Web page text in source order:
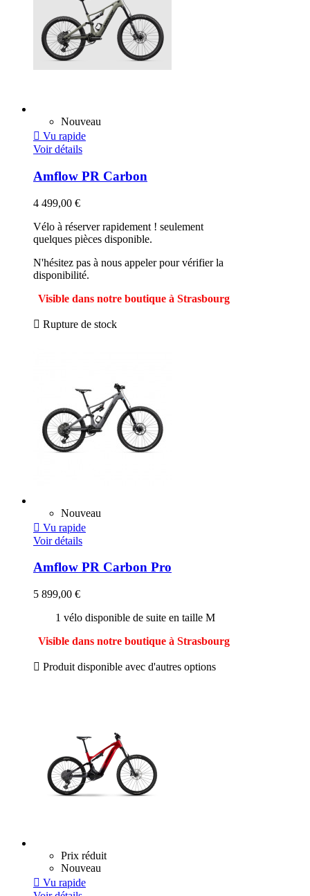
Nouveau
 Vu rapide
Voir détails
Amflow PR Carbon
4 499,00 €
Vélo à réserver rapidement ! seulement
quelques pièces disponible.
N'hésitez pas à nous appeler pour vérifier la
disponibilité.
Visible dans notre boutique à Strasbourg
 Rupture de stock
Nouveau
 Vu rapide
Voir détails
Amflow PR Carbon Pro
5 899,00 €
1 vélo disponible de suite en taille M
Visible dans notre boutique à Strasbourg
 Produit disponible avec d'autres options
Prix réduit
Nouveau
 Vu rapide